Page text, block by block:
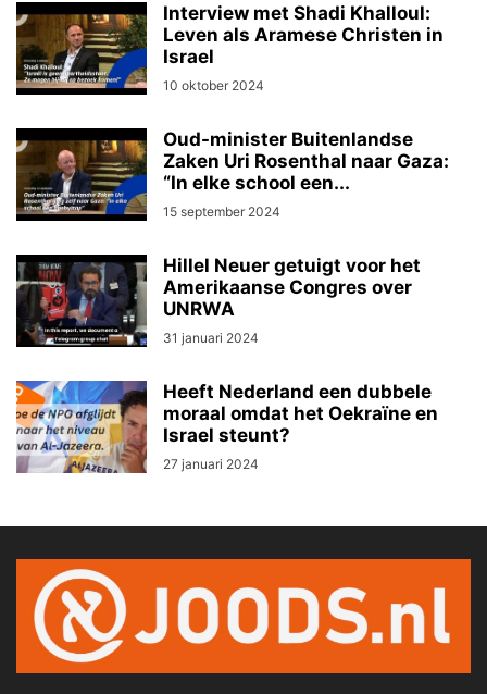
Interview met Shadi Khalloul:
Leven als Aramese Christen in
Israel
10 oktober 2024
Oud-minister Buitenlandse
Zaken Uri Rosenthal naar Gaza:
“In elke school een...
15 september 2024
Hillel Neuer getuigt voor het
Amerikaanse Congres over
UNRWA
31 januari 2024
Heeft Nederland een dubbele
moraal omdat het Oekraïne en
Israel steunt?
27 januari 2024